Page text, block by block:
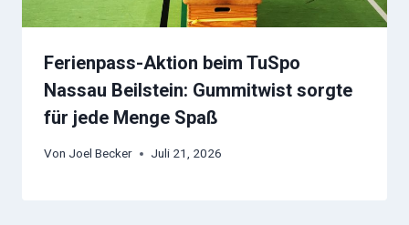
Ferienpass-Aktion beim TuSpo
Nassau Beilstein: Gummitwist sorgte
für jede Menge Spaß
Von Joel Becker Juli 21, 2026